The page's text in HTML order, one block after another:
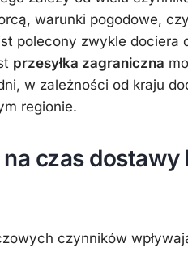
warunki pogodowe,
polecony zwykle dociera
przesyłka zagraniczna
w zależności od kraju
regionie.
czas dostawy
czynników